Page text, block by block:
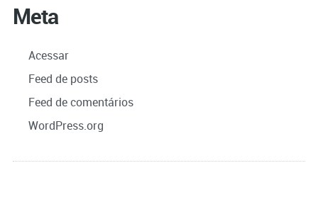
Meta
Acessar
Feed de posts
Feed de comentários
WordPress.org